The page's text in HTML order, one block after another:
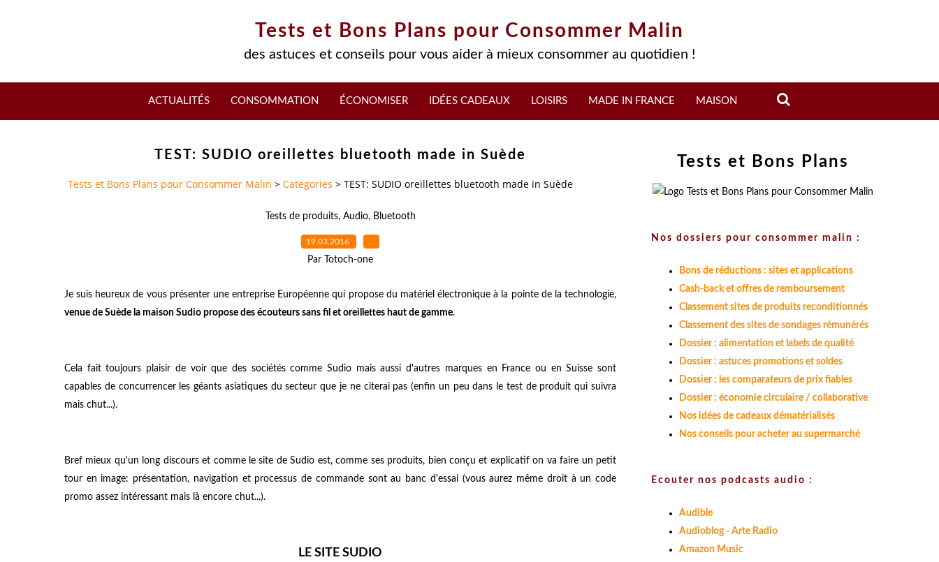
Tests et Bons Plans pour Consommer Malin
des astuces et conseils pour vous aider à mieux consommer au quotidien !
ACTUALITÉS CONSOMMATION ÉCONOMISER IDÉES CADEAUX LOISIRS MADE IN FRANCE MAISON
TEST: SUDIO oreillettes bluetooth made in Suède
Tests et Bons Plans pour Consommer Malin > Categories > TEST: SUDIO oreillettes bluetooth made in Suède
Tests de produits, Audio, Bluetooth
19.03.2016 …
Par Totoch-one
Je suis heureux de vous présenter une entreprise Européenne qui propose du matériel électronique à la pointe de la technologie,
venue de Suède la maison Sudio propose des écouteurs sans fil et oreillettes haut de gamme.
Cela fait toujours plaisir de voir que des sociétés comme Sudio mais aussi d'autres marques en France ou en Suisse sont
capables de concurrencer les géants asiatiques du secteur que je ne citerai pas (enfin un peu dans le test de produit qui suivra
mais chut...).
Bref mieux qu'un long discours et comme lesite de Sudio est, comme ses produits, bien conçu et explicatif on va faire un petit
tour en image: présentation, navigation et processus de commande sont au banc d'essai (vous aurez même droit à un code
promo assez intéressant mais là encore chut...).
LE SITE SUDIO
Tests et Bons Plans
Nos dossiers pour consommer malin :
Bons de réductions : sites et applications
Cash-back et offres de remboursement
Classement sites de produits reconditionnés
Classement des sites de sondages rémunérés
Dossier : alimentation et labels de qualité
Dossier : astuces promotions et soldes
Dossier : les comparateurs de prix fiables
Dossier : économie circulaire / collaborative
Nos idées de cadeaux dématérialisés
Nos conseils pour acheter au supermarché
Ecouter nos podcasts audio :
Audible
Audioblog - Arte Radio
Amazon Music